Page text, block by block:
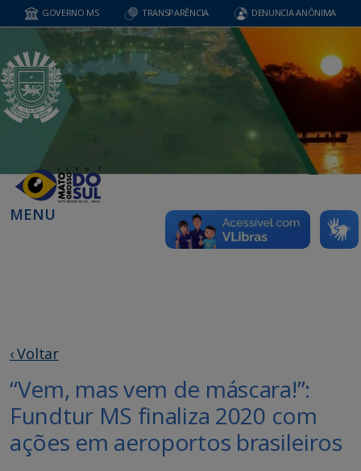
GOVERNO MS TRANSPARÊNCIA DENUNCIA ANÔNIMA
MENU
‹ Voltar
“Vem, mas vem de máscara!”:
Fundtur MS finaliza 2020 com
ações em aeroportos brasileiros